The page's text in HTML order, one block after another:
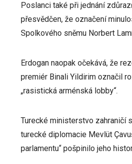
Poslanci také při jednání
přesvědčen, že označení
Spolkového sněmu Norbert
Erdogan naopak očekává, že
premiér Binali Yildirim označil
„rasistická arménská lobby“.
Turecké ministerstvo zahraničí
turecké diplomacie Mevlüt
parlamentu“ pošpinilo jeho